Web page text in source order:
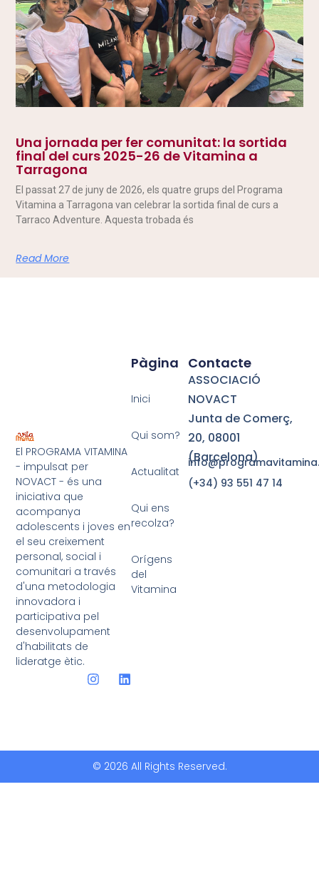
Una jornada per fer comunitat: la sortida
final del curs 2025-26 de Vitamina a
Tarragona
El passat 27 de juny de 2026, els quatre grups del Programa
Vitamina a Tarragona van celebrar la sortida final de curs a
Tarraco Adventure. Aquesta trobada és
Read More
El PROGRAMA VITAMINA
- impulsat per
NOVACT - és una
iniciativa que
acompanya
adolescents i joves en
el seu creixement
personal, social i
comunitari a través
d'una metodologia
innovadora i
participativa pel
desenvolupament
d'habilitats de
lideratge ètic.
Pàgina
Inici
Qui som?
Actualitat
Qui ens
recolza?
Orígens
del
Vitamina
Contacte
ASSOCIACIÓ
NOVACT
Junta de Comerç,
20, 08001
(Barcelona)
(+34) 93 551 47 14
© 2026 All Rights Reserved.